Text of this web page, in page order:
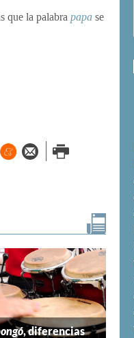
que la palabra papa se
Menéame
Enviar porImprimir
, diferencias